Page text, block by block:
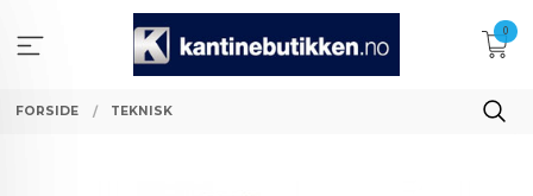
innholdet
0
FORSIDE TEKNISK